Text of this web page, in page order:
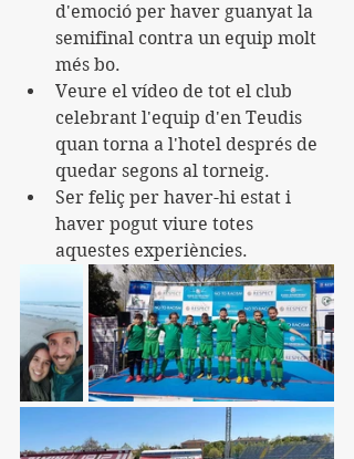
d'emoció per haver guanyat la
semifinal contra un equip molt
més bo.
Veure el vídeo de tot el club
celebrant l'equip d'en Teudis
quan torna a l'hotel després de
quedar segons al torneig.
Ser feliç per haver-hi estat i
haver pogut viure totes
aquestes experiències.